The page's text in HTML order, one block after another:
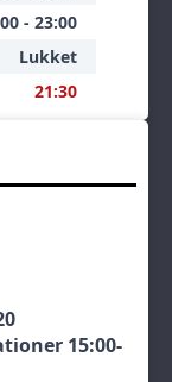
- 23:00
Lukket
21:30
15:00-